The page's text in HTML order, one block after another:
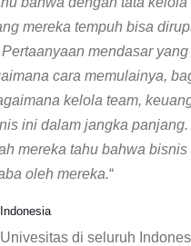
mereka tempuh bisa
mendasar
cara memulainya,
kelola team,
ini dalam jangka panjang.
mereka tahu bahwa bisnis
oleh mereka.“
di seluruh